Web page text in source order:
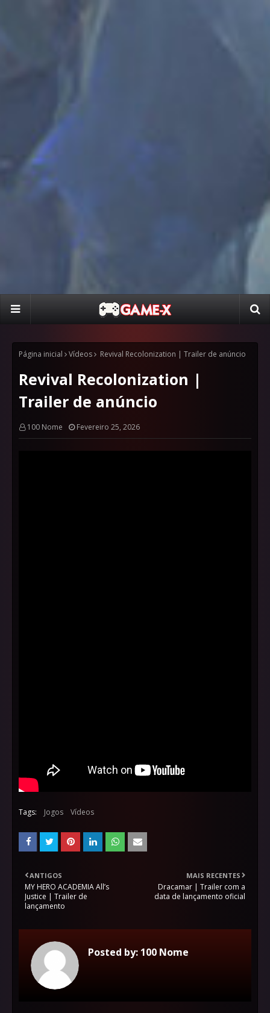
Página inicial Vídeos Revival Recolonization | Trailer de anúncio
Revival Recolonization |
Trailer de anúncio
100 Nome Fevereiro 25, 2026
Tags: Jogos Vídeos
MAIS RECENTES
Dracamar | Trailer com a
data de lançamento oficial
ANTIGOS
MY HERO ACADEMIA All’s
Justice | Trailer de
lançamento
Posted by: 100 Nome